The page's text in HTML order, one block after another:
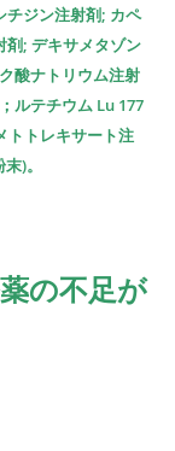
チジン注射剤; カペ
剤; デキサメタゾン
酸ナトリウム注射
ルテチウム Lu 177
トトレキサート注
)。
の不足が